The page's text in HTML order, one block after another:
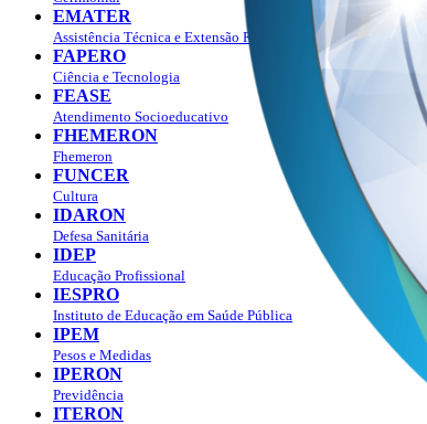
EMATER
Assistência Técnica e Extensão Rural
FAPERO
Ciência e Tecnologia
FEASE
Atendimento Socioeducativo
FHEMERON
Fhemeron
FUNCER
Cultura
IDARON
Defesa Sanitária
IDEP
Educação Profissional
IESPRO
Instituto de Educação em Saúde Pública
IPEM
Pesos e Medidas
IPERON
Previdência
ITERON